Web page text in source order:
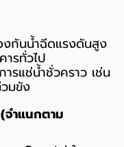
กันน้ำฉีดแรงดันสูง
ารทั่วไป
รแช่น้ำชั่วคราว เช่น
มขัง
ำแนกตาม